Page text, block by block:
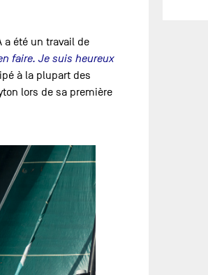
a été un travail de
faire. Je suis heureux
à la plupart des
lors de sa première